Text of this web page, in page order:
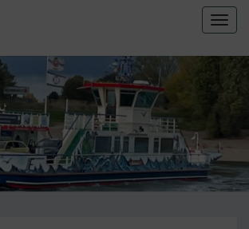
CREFELDER
YACHT
CLUB E.V.